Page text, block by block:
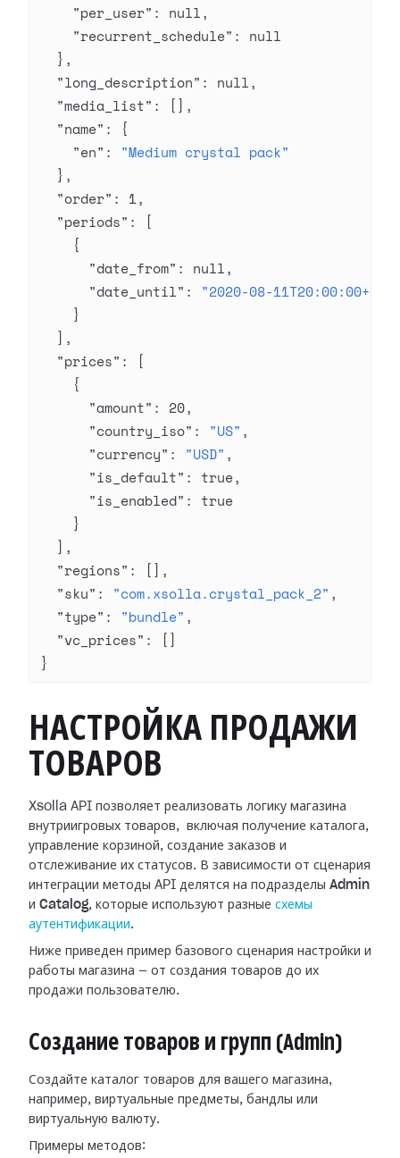
    "per_user"
: null,
    "recurrent_schedule"
: null
  },
  "long_description"
: null,
  "media_list"
: [],
  "name"
: {
    "en"
: "Medium crystal pack"
  },
  "order"
: 1,
  "periods"
: [
    {
      "date_from"
: null,
      "date_until"
: "2020-08-
    }
  ],
  "prices"
: [
    {
      "amount"
: 20,
      "country_iso"
: "US" ,
      "currency"
: "USD" ,
      "is_default"
: true,
      "is_enabled"
: true
    }
  ],
  "regions"
: [],
  "sku"
: "com.xsolla.crystal_pack_2" ,
  "type"
: "bundle" ,
  "vc_prices"
: []
}
НАСТРОЙКА ПРОДАЖИ
ТОВАРОВ
Xsolla API позволяет реализовать логику магазина
внутриигровых товаров, включая получение каталога,
управление корзиной, создание заказов и
отслеживание их статусов. В зависимости от сценария
интеграции методы API делятся на подразделы Admin
и Catalog, которые используют разные схемы
аутентификации.
Ниже приведен пример базового сценария настройки и
работы магазина — от создания товаров до их
продажи пользователю.
Создание товаров и групп (Admin)
Создайте каталог товаров для вашего магазина,
например, виртуальные предметы, бандлы или
виртуальную валюту.
Примеры методов: